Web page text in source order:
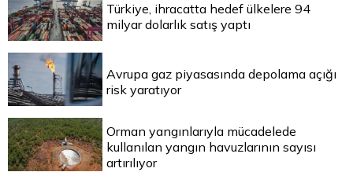
Türkiye, ihracatta hedef ülkelere 94
milyar dolarlık satış yaptı
Avrupa gaz piyasasında depolama açığı
risk yaratıyor
Orman yangınlarıyla mücadelede
kullanılan yangın havuzlarının sayısı
artırılıyor